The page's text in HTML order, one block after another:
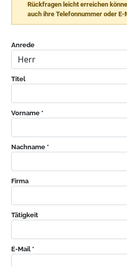
Rückfragen leicht erreichen
auch ihre Telefonnummer oder
Anrede
Titel
Vorname *
Nachname *
Firma
Tätigkeit
E-Mail *